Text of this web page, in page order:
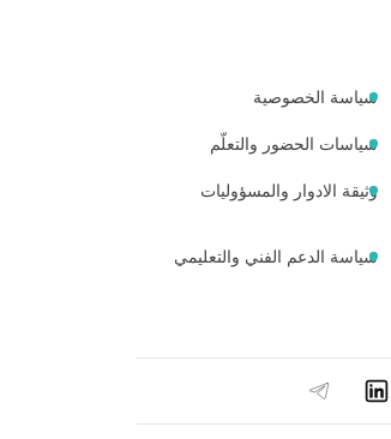
سياسة الخصوصية
سياسات الحضور والتعلّم
وثيقة الادوار والمسؤوليات
سياسة الدعم الفني والتعليمي